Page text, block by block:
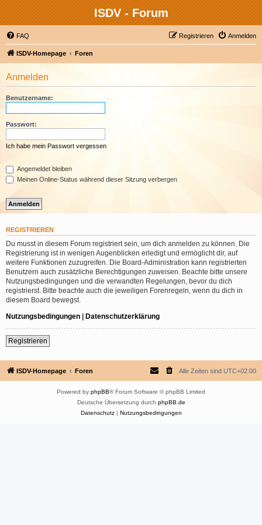
ISDV - Forum
FAQ Anmelden
Registrieren
ISDV-Homepage Foren
Anmelden
Benutzername:
Passwort:
Ich habe mein Passwort vergessen
Angemeldet bleiben
Meinen Online-Status während dieser Sitzung verbergen
REGISTRIEREN
Du musst in diesem Forum registriert sein, um dich anmelden zu können. Die
Registrierung ist in wenigen Augenblicken erledigt und ermöglicht dir, auf
weitere Funktionen zuzugreifen. Die Board-Administration kann registrierten
Benutzern auch zusätzliche Berechtigungen zuweisen. Beachte bitte unsere
Nutzungsbedingungen und die verwandten Regelungen, bevor du dich
registrierst. Bitte beachte auch die jeweiligen Forenregeln, wenn du dich in
diesem Board bewegst.
Nutzungsbedingungen | Datenschutzerklärung
Registrieren
ISDV-Homepage Foren Alle Zeiten sind UTC+02:00
Powered by phpBB® Forum Software © phpBB Limited
Deutsche Übersetzung durch phpBB.de
Datenschutz| Nutzungsbedingungen